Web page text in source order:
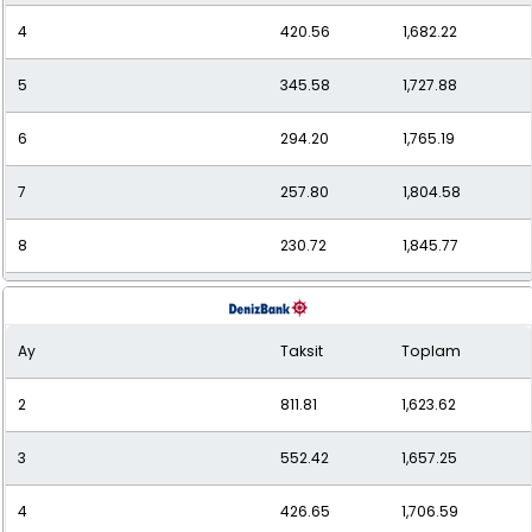
4 420.56 1,682.22
5 345.58 1,727.88
6 294.20 1,765.19
7 257.80 1,804.58
8 230.72 1,845.77
209.88
10 193.41 1,934.07
11 180.06 1,980.67
12 169.15 2,029.85
Ay Taksit Toplam
2 811.81 1,623.62
3 552.42 1,657.25
4 426.65 1,706.59